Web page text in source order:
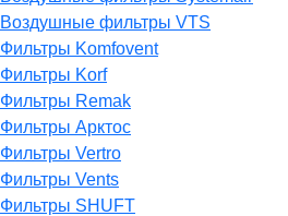
Воздушные фильтры VTS
Фильтры Komfovent
Фильтры Korf
Фильтры Remak
Фильтры Арктос
Фильтры Vertro
Фильтры Vents
Фильтры SHUFT